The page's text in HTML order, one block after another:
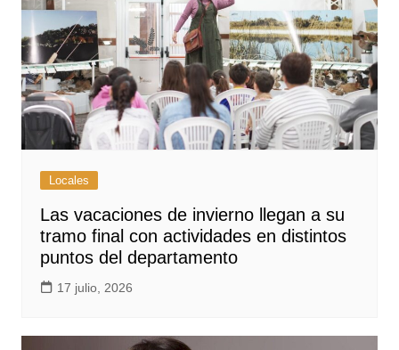
Locales
Las vacaciones de invierno llegan a su
tramo final con actividades en distintos
puntos del departamento
17 julio, 2026